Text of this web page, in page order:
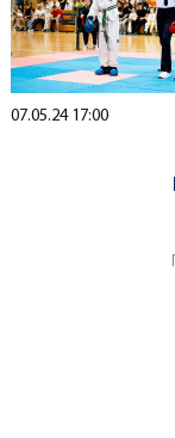
Создано
07.05.24 17:00